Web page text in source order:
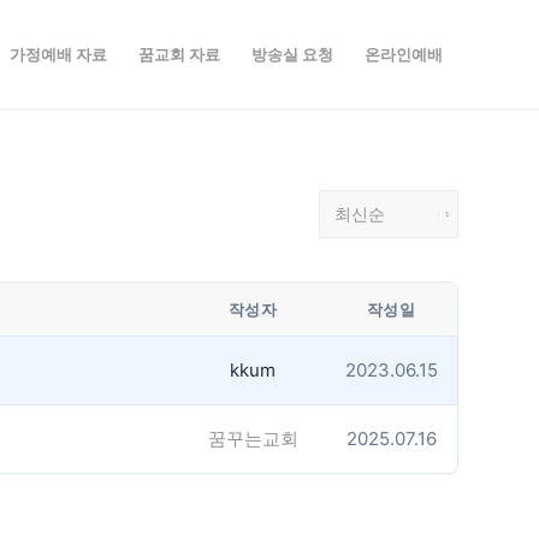
가정예배 자료 꿈교회 자료 방송실 요청 온라인예배
작성자 작성일
kkum 2023.06.15
꿈꾸는교회 2025.07.16